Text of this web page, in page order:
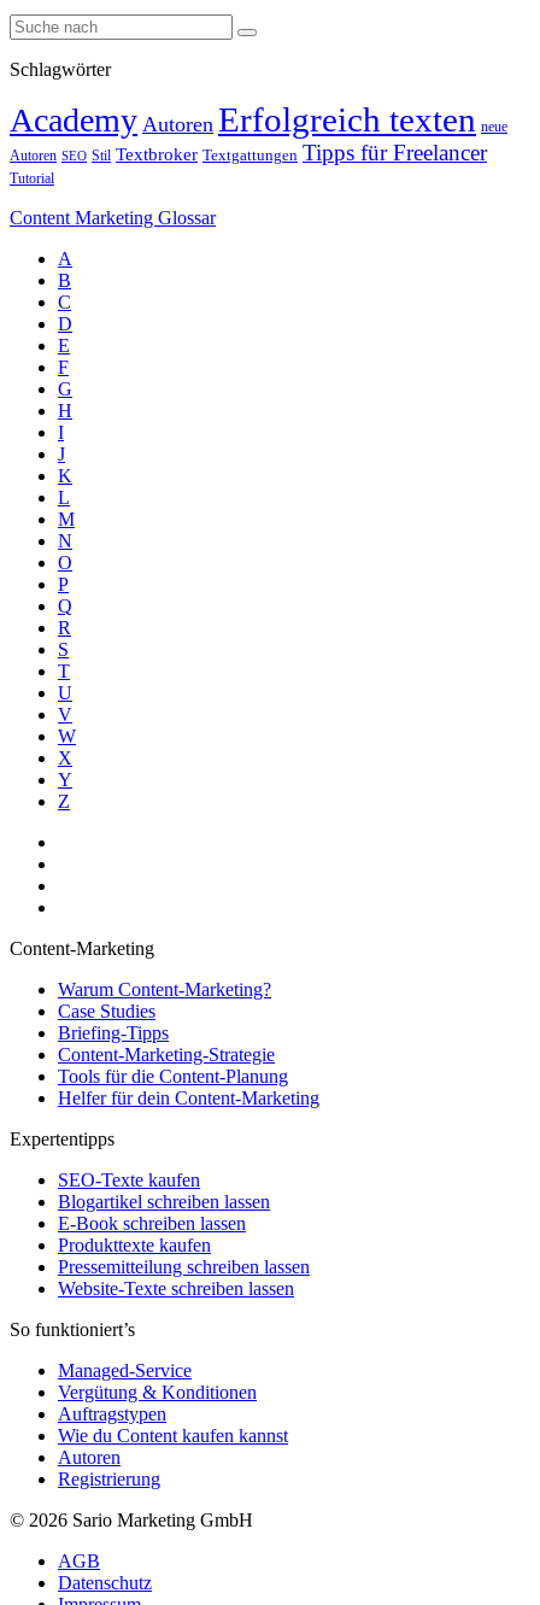
Schlagwörter
Academy Autoren Erfolgreich texten neue
Autoren SEO Stil Textbroker Textgattungen Tipps für Freelancer
Tutorial
Content Marketing Glossar
A
B
C
D
E
F
G
H
I
J
K
L
M
N
O
P
Q
R
S
T
U
V
W
X
Y
Z
Content-Marketing
Warum Content-Marketing?
Case Studies
Briefing-Tipps
Content-Marketing-Strategie
Tools für die Content-Planung
Helfer für dein Content-Marketing
Expertentipps
SEO-Texte kaufen
Blogartikel schreiben lassen
E-Book schreiben lassen
Produkttexte kaufen
Pressemitteilung schreiben lassen
Website-Texte schreiben lassen
So funktioniert’s
Managed-Service
Vergütung & Konditionen
Auftragstypen
Wie du Content kaufen kannst
Autoren
Registrierung
© 2026 Sario Marketing GmbH
AGB
Datenschutz